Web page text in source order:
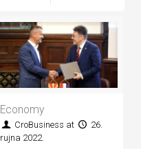
Economy
CroBusiness at
26.
rujna 2022.